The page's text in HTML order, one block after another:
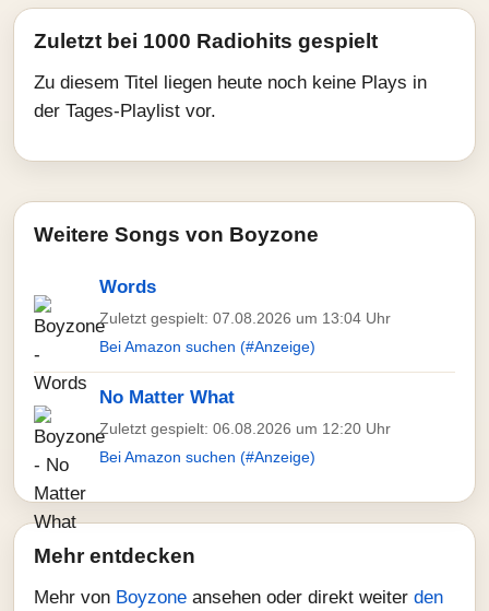
Zuletzt bei 1000 Radiohits gespielt
Zu diesem Titel liegen heute noch keine Plays in
der Tages-Playlist vor.
Weitere Songs von Boyzone
Words
Zuletzt gespielt: 07.08.2026 um 13:04 Uhr
Bei Amazon suchen (#Anzeige)
No Matter What
Zuletzt gespielt: 06.08.2026 um 12:20 Uhr
Bei Amazon suchen (#Anzeige)
Mehr entdecken
Mehr von Boyzone ansehen oder direkt weiter den